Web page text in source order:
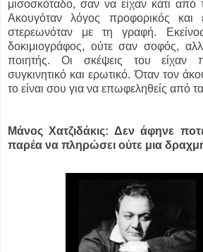
μισοσκόταδο, σαν να είχαν κάτι από
Ακουγόταν λόγος προφορικός και
στερεωνόταν με τη γραφή.
δοκιμιογράφος, ούτε σαν σοφός,
ποιητής. Οι σκέψεις του είχαν
συγκινητικό και ερωτικό. Όταν τον
το είναι σου για να επωφεληθείς από
Μάνος Χατζιδάκις: Δεν άφηνε
παρέα να πληρώσει ούτε μια